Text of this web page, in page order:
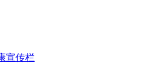
宣传栏